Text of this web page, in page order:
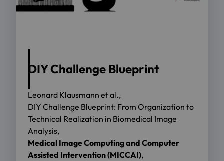
DIY Challenge Blueprint
Leonard Klausmann et al.,
DIY Challenge Blueprint: From Organization to
Technical Realization in Biomedical Image
Analysis,
Medical Image Computing and Computer
Assisted Intervention (MICCAI),